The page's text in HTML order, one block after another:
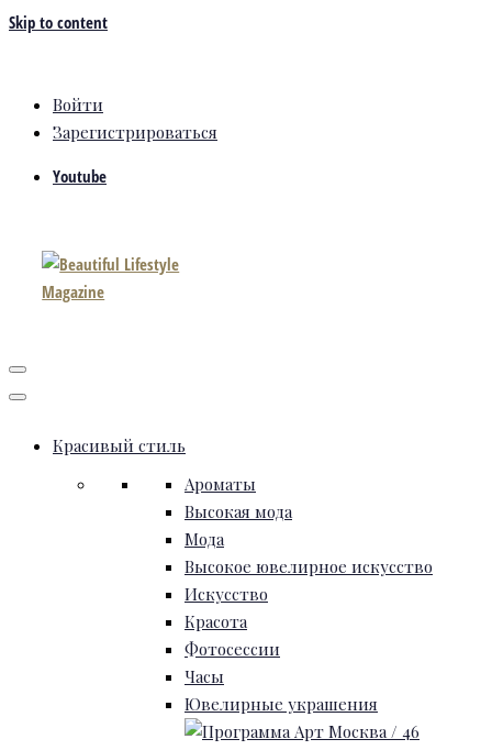
Skip to content
Войти
Зарегистрироваться
Youtube
Красивый стиль
Ароматы
Высокая мода
Мода
Высокое ювелирное искусство
Искусство
Красота
Фотосессии
Часы
Ювелирные украшения